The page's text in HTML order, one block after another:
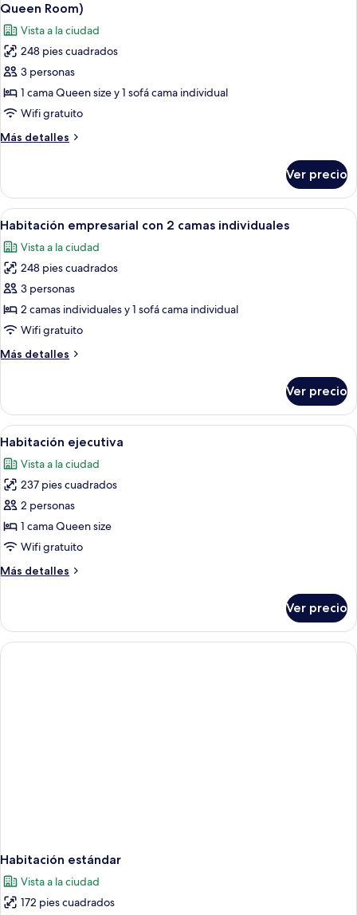
camas
2
camas
individuales
las
fotos
de
Habitación
empresarial
doble
(iBusiness
Deluxe
Queen
Room)
Queen Room)
Vista a la ciudad
248 pies cuadrados
3 personas
1 cama Queen size y 1 sofá cama individual
Wifi gratuito
Más detalles
Más
empresarial
doble
(iBusiness
Family
Queen
Room)
Ver precio
Abrir
todas
las
fotos
de
Habitación
empresarial
2
Una habitación de hotel moderna
4
Habitación empresarial con 2 camas individuales
Vista a la ciudad
248 pies cuadrados
3 personas
2 camas individuales y 1 sofá cama individual
Wifi gratuito
Más detalles
Más
empresarial
con
2
individuales
Ver precio
Abrir
todas
las
fotos
de
Habitación
ejecutiva
Un dormitorio moderno con una
5
Habitación ejecutiva
Vista a la ciudad
237 pies cuadrados
2 personas
1 cama Queen size
Wifi gratuito
Más detalles
Más
ejecutiva
Ver precio
Habitación estándar
Vista a la ciudad
172 pies cuadrados